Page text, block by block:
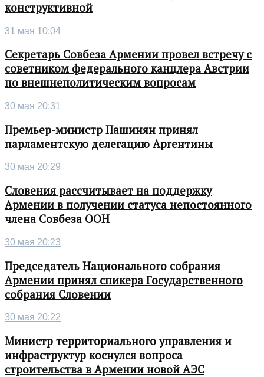
конструктивной
31 мая 10:04
Секретарь Совбеза Армении провел встречу с
советником федерального канцлера Австрии
по внешнеполитическим вопросам
30 мая 20:31
Премьер-министр Пашинян принял
парламентскую делегацию Аргентины
30 мая 20:29
Словения рассчитывает на поддержку
Армении в получении статуса непостоянного
члена Совбеза ООН
30 мая 20:23
Председатель Национального собрания
Армении принял спикера Государственного
собрания Словении
30 мая 20:22
Министр территориального управления и
инфраструктур коснулся вопроса
строительства в Армении новой АЭС